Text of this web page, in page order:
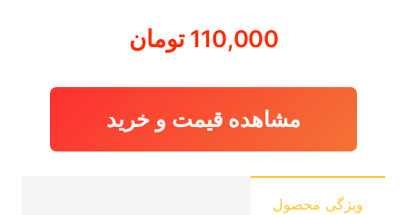
110,000 تومان
مشاهده قیمت و خرید
ویژگی محصول